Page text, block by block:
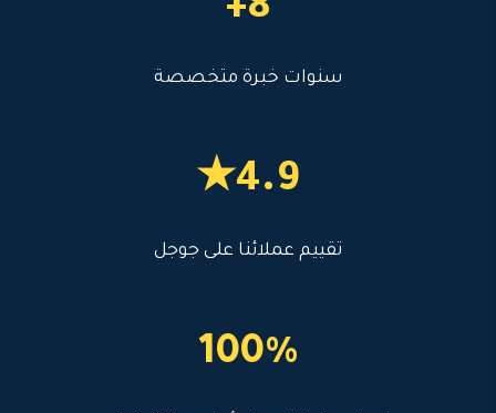
8+
سنوات خبرة متخصصة
4.9★
تقييم عملائنا على جوجل
100%